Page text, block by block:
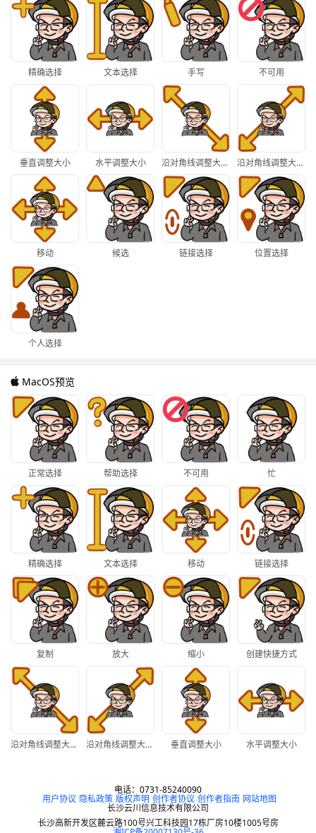
精确选择 文本选择 手写 不可用
垂直调整大小 水平调整大小 沿对角线调整大小1 沿对角线调整大小2
移动 候选 链接选择 位置选择
个人选择
MacOS预览
正常选择 帮助选择 不可用 忙
精确选择 文本选择 移动 链接选择
复制 放大 缩小 创建快捷方式
沿对角线调整大小1 沿对角线调整大小2 垂直调整大小 水平调整大小
电话：0731-85240090
用户协议 隐私政策 版权声明 创作者协议 创作者指南 网站地图
长沙云川信息技术有限公司
长沙高新开发区麓云路100号兴工科技园17栋厂房10楼1005号房